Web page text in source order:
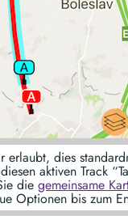
erlaubt, dies
aktiven Track
die gemeinsame
Optionen bis zum